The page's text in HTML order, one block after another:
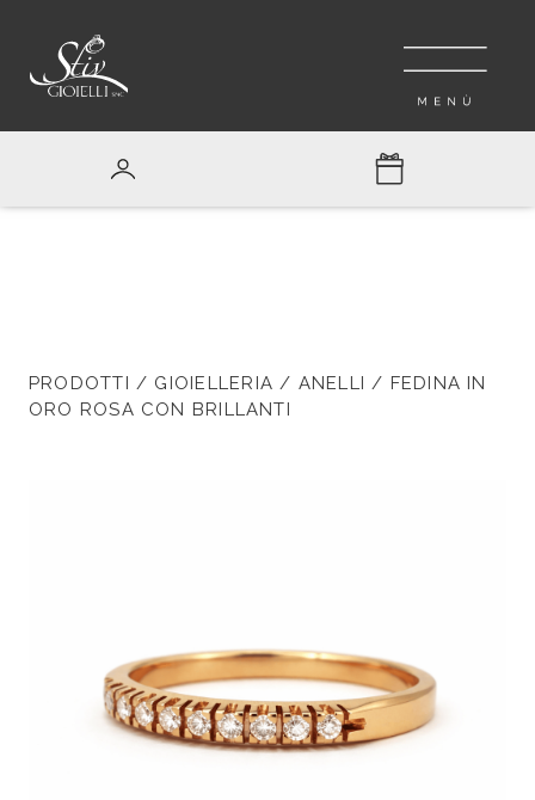
PRODOTTI / GIOIELLERIA / ANELLI / FEDINA IN
ORO ROSA CON BRILLANTI